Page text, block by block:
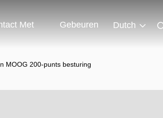
Met Gebeuren Dutch
MOOG 200-punts besturing